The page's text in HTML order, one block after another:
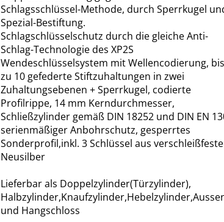
Schlagsschlüssel-Methode, durch Sperrkugel
Spezial-Bestiftung.
Schlagschlüsselschutz durch die gleiche Anti-
Schlag-Technologie des XP2S
Wendeschlüsselsystem mit Wellencodierung, bis
zu 10 gefederte Stiftzuhaltungen in zwei
Zuhaltungsebenen + Sperrkugel, codierte
Profilrippe, 14 mm Kerndurchmesser,
Schließzylinder gemäß DIN 18252 und DIN EN
serienmäßiger Anbohrschutz, gesperrtes
Sonderprofil,inkl. 3 Schlüssel aus
Neusilber
Lieferbar als Doppelzylinder(Türzylinder),
und Hangschloss